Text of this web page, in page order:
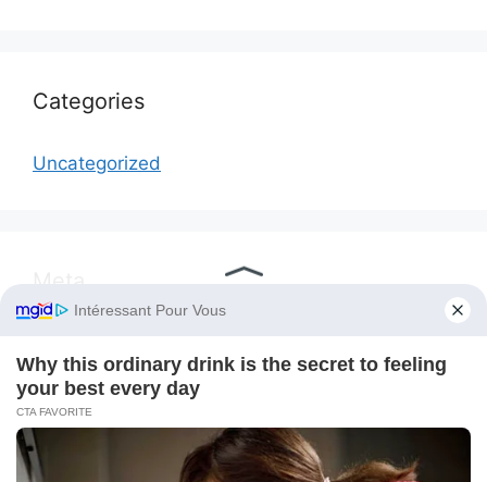
Categories
Uncategorized
Entries feed
Comments feed
WordPress.org